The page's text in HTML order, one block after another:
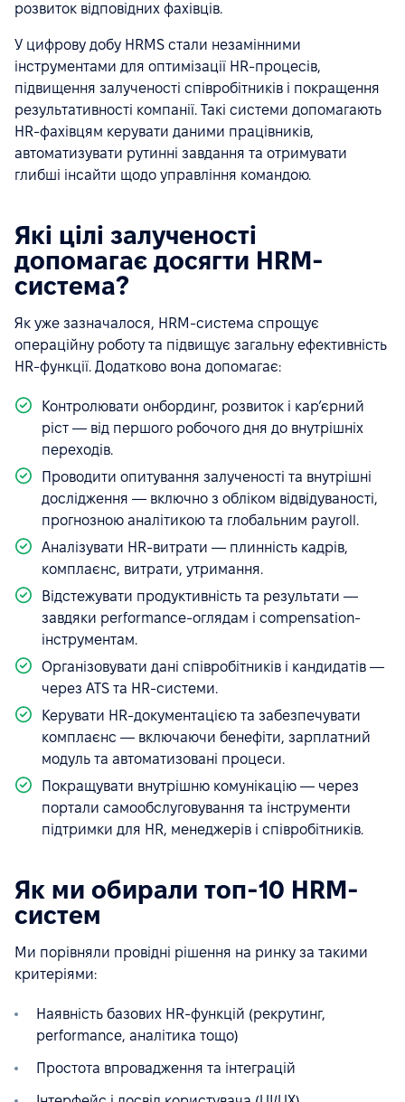
розвиток відповідних фахівців.
У цифрову добу HRMS стали незамінними
інструментами для оптимізації HR-процесів,
підвищення залученості співробітників і покращення
результативності компанії. Такі системи допомагають
HR-фахівцям керувати даними працівників,
автоматизувати рутинні завдання та отримувати
глибші інсайти щодо управління командою.
Які цілі залученості
допомагає досягти HRM-
система?
Як уже зазначалося, HRM-система спрощує
операційну роботу та підвищує загальну ефективність
HR-функції. Додатково вона допомагає:
Контролювати онбординг, розвиток і кар’єрний
ріст — від першого робочого дня до внутрішніх
переходів.
Проводити опитування залученості та внутрішні
дослідження — включно з обліком відвідуваності,
прогнозною аналітикою та глобальним payroll.
Аналізувати HR-витрати — плинність кадрів,
комплаєнс, витрати, утримання.
Відстежувати продуктивність та результати —
завдяки performance-оглядам і compensation-
інструментам.
Організовувати дані співробітників і кандидатів —
через ATS та HR-системи.
Керувати HR-документацією та забезпечувати
комплаєнс — включаючи бенефіти, зарплатний
модуль та автоматизовані процеси.
Покращувати внутрішню комунікацію — через
портали самообслуговування та інструменти
підтримки для HR, менеджерів і співробітників.
Як ми обирали топ-10 HRM-
систем
Ми порівняли провідні рішення на ринку за такими
критеріями:
Наявність базових HR-функцій (рекрутинг,
performance, аналітика тощо)
Простота впровадження та інтеграцій